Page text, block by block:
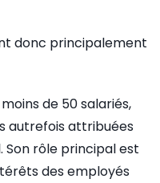
donc principalement
de 50 salariés,
autrefois attribuées
Son rôle principal est
des employés